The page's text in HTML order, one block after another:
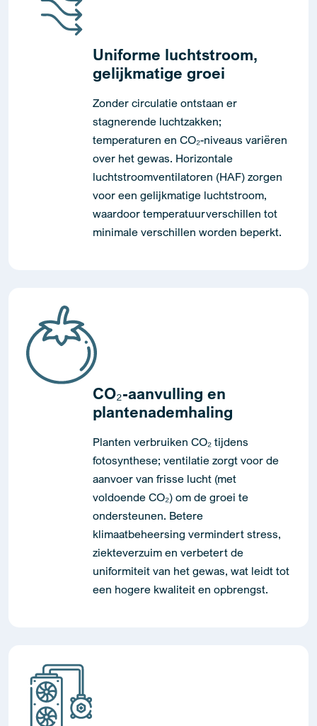
Uniforme luchtstroom,
gelijkmatige groei
Zonder circulatie ontstaan ​​er
stagnerende luchtzakken;
temperaturen en CO₂-niveaus variëren
over het gewas. Horizontale
luchtstroomventilatoren (HAF) zorgen
voor een gelijkmatige luchtstroom,
waardoor temperatuurverschillen tot
minimale verschillen worden beperkt.
CO₂-aanvulling en
plantenademhaling
Planten verbruiken CO₂ tijdens
fotosynthese; ventilatie zorgt voor de
aanvoer van frisse lucht (met
voldoende CO₂) om de groei te
ondersteunen. Betere
klimaatbeheersing vermindert stress,
ziekteverzuim en verbetert de
uniformiteit van het gewas, wat leidt tot
een hogere kwaliteit en opbrengst.